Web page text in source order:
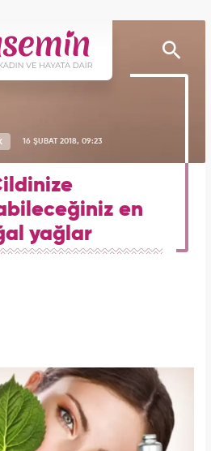
16 ŞUBAT 2018, 09:23
en
yağlar